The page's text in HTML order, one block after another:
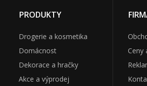
PRODUKTY
Drogerie a kosmetika
Domácnost
Dekorace a hračky
Akce a výprodej
Ceny